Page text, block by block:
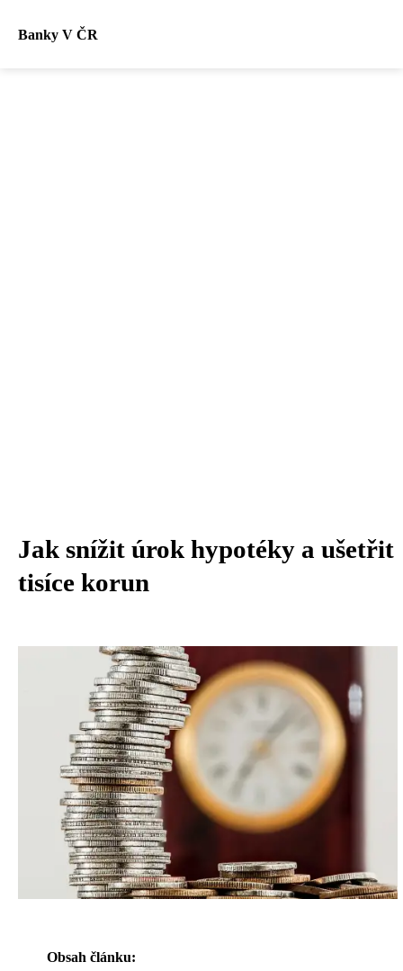
Banky V ČR
Jak snížit úrok hypotéky a ušetřit
tisíce korun
Obsah článku: